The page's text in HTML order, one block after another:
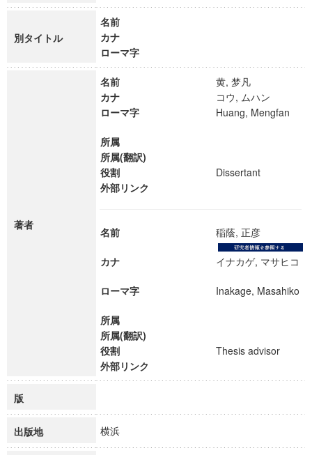
別タイトル
名前
カナ
ローマ字
著者
名前
黄, 梦凡
カナ
コウ, ムハン
ローマ字
Huang, Mengfan
所属
所属(翻訳)
役割
Dissertant
外部リンク
名前 稲蔭, 正彦
カナ イナカゲ, マサヒコ
ローマ字 Inakage, Masahiko
所属
所属(翻訳)
役割
Thesis advisor
外部リンク
版
出版地 横浜